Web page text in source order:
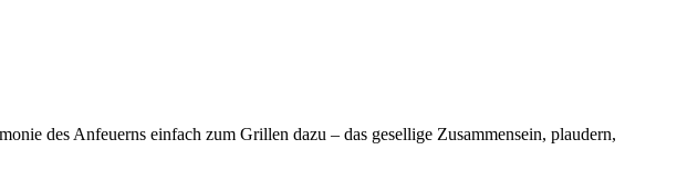
des Anfeuerns einfach zum Grillen dazu – das gesellige Zusammensein, plaudern,